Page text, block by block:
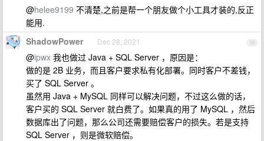
@helee9199 不清楚,之前是帮一个朋友做个小工具才装的,反正
能用.
58
ShadowPower Dec 28, 2021
@ipwx 我也做过 Java + SQL Server ，原因是：
做的是 2B 业务，而且客户要求私有化部署。同时客户不差钱，
买了 SQL Server 。
虽然用 Java + MySQL 同样可以解决问题，不过这么做的话，
客户买的 SQL Server 就白费了。如果真的用了 MySQL ，然后
数据库出了问题，那么公司还需要赔偿客户的损失。若是支持
SQL Server ，则是微软赔偿。